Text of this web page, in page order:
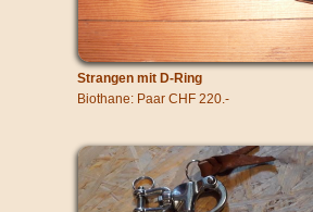
Strangen mit D-Ring
Biothane: Paar CHF 220.-